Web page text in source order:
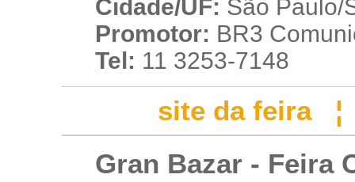
Cidade/UF: São Paulo/
Promotor: BR3
Tel: 11 3253-7148
site da feira
Gran Bazar - Feira